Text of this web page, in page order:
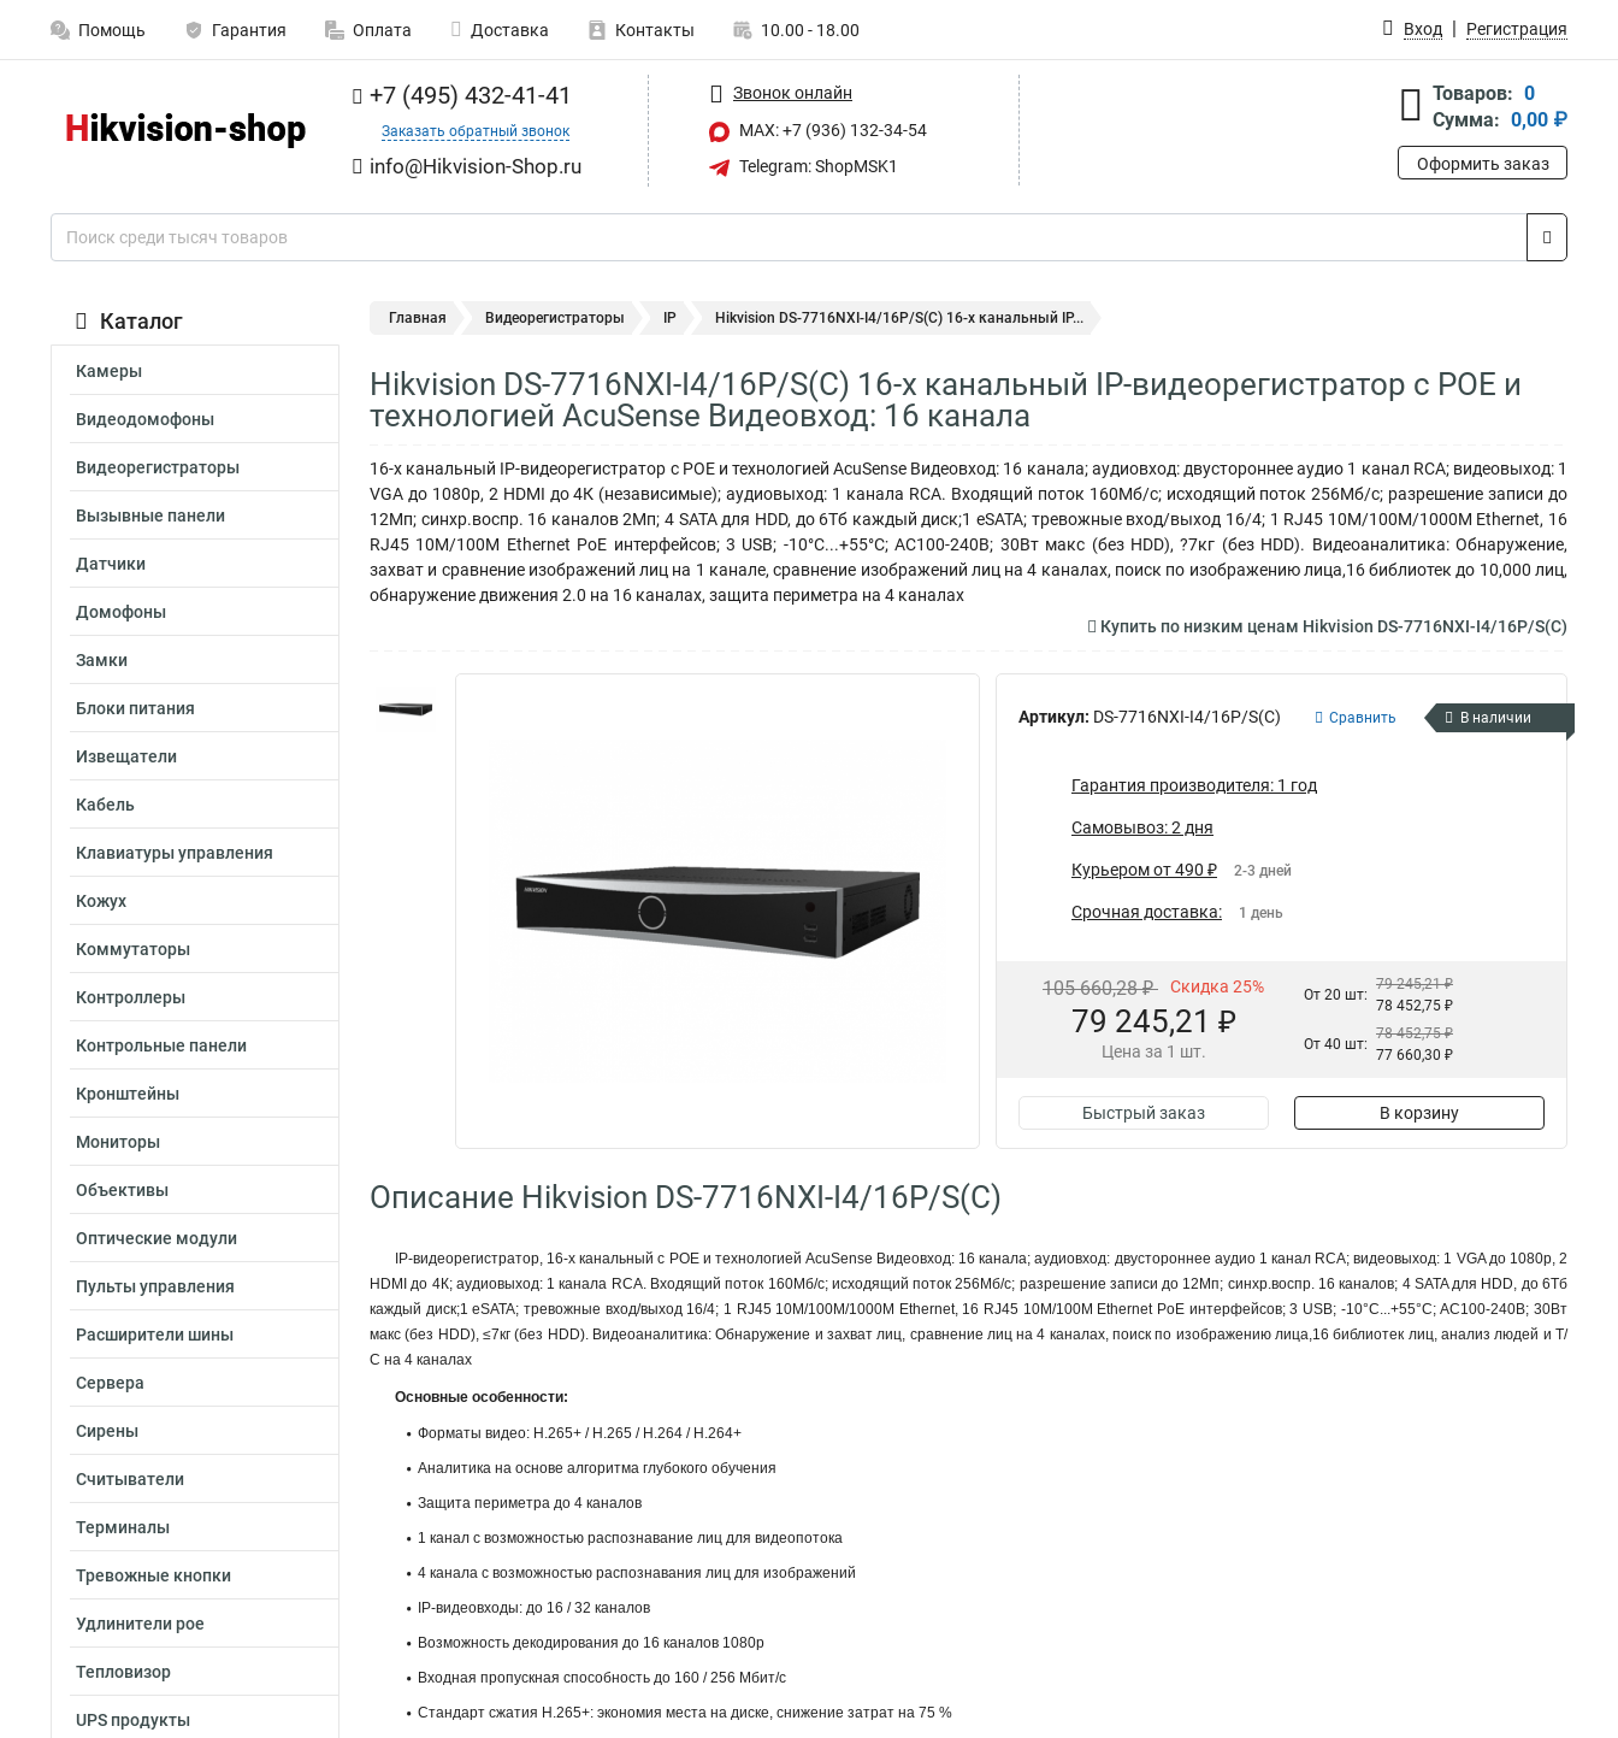
Помощь Гарантия Оплата Доставка Контакты 10.00 - 18.00 Вход Регистрация
+7 (495) 432-41-41
Заказать обратный звонок
info@Hikvision-Shop.ru
Звонок онлайн
MAX: +7 (936) 132-34-54
Telegram: ShopMSK1
Товаров: 0
Сумма: 0,00 ₽
Оформить заказ
Каталог
Камеры
Видеодомофоны
Видеорегистраторы
Вызывные панели
Датчики
Домофоны
Замки
Блоки питания
Извещатели
Кабель
Клавиатуры управления
Кожух
Коммутаторы
Контроллеры
Контрольные панели
Кронштейны
Мониторы
Объективы
Оптические модули
Пульты управления
Расширители шины
Сервера
Сирены
Считыватели
Терминалы
Тревожные кнопки
Удлинители poe
Тепловизор
UPS продукты
Главная Видеорегистраторы IP Hikvision DS-7716NXI-I4/16P/S(C) 16-х канальный IP...
Hikvision DS-7716NXI-I4/16P/S(C) 16-х канальный IP-видеорегистратор с POE и
технологией AcuSense Видеовход: 16 канала
16-х канальный IP-видеорегистратор с POE и технологией AcuSense Видеовход: 16 канала; аудиовход: двустороннее аудио 1 канал RCA; видеовыход: 1
VGA до 1080p, 2 HDMI до 4К (независимые); аудиовыход: 1 канала RCA. Входящий поток 160Мб/с; исходящий поток 256Мб/с; разрешение записи до
12Мп; синхр.воспр. 16 каналов 2Мп; 4 SATA для HDD, до 6Тб каждый диск;1 eSATA; тревожные вход/выход 16/4; 1 RJ45 10M/100M/1000M Ethernet, 16
RJ45 10M/100M Ethernet PoE интерфейсов; 3 USB; -10°C...+55°C; АC100-240В; 30Вт макс (без HDD), ?7кг (без HDD). Видеоаналитика: Обнаружение,
захват и сравнение изображений лиц на 1 канале, сравнение изображений лиц на 4 каналах, поиск по изображению лица,16 библиотек до 10,000 лиц,
обнаружение движения 2.0 на 16 каналах, защита периметра на 4 каналах
Купить по низким ценам Hikvision DS-7716NXI-I4/16P/S(C)
Артикул: DS-7716NXI-I4/16P/S(C) Сравнить В наличии
Гарантия производителя: 1 год
Самовывоз: 2 дня
Курьером от 490 ₽ 2-3 дней
Срочная доставка: 1 день
105 660,28 ₽ Скидка 25%
79 245,21 ₽
Цена за 1 шт.
От 20 шт:
79 245,21 ₽
78 452,75 ₽
От 40 шт:
78 452,75 ₽
77 660,30 ₽
Быстрый заказ В корзину
Описание Hikvision DS-7716NXI-I4/16P/S(C)
IP-видеорегистратор, 16-х канальный с POE и технологией AcuSense Видеовход: 16 канала; аудиовход: двустороннее аудио 1 канал RCA; видеовыход: 1 VGA до 1080p, 2
HDMI до 4К; аудиовыход: 1 канала RCA. Входящий поток 160Мб/с; исходящий поток 256Мб/с; разрешение записи до 12Мп; синхр.воспр. 16 каналов; 4 SATA для HDD, до 6Тб
каждый диск;1 eSATA; тревожные вход/выход 16/4; 1 RJ45 10M/100M/1000M Ethernet, 16 RJ45 10M/100M Ethernet PoE интерфейсов; 3 USB; -10°C...+55°C; АC100-240В; 30Вт
макс (без HDD), ≤7кг (без HDD). Видеоаналитика: Обнаружение и захват лиц, сравнение лиц на 4 каналах, поиск по изображению лица,16 библиотек лиц, анализ людей и Т/
С на 4 каналах
Основные особенности:
Форматы видео: H.265+ / H.265 / H.264 / H.264+
Аналитика на основе алгоритма глубокого обучения
Защита периметра до 4 каналов
1 канал с возможностью распознавание лиц для видеопотока
4 канала с возможностью распознавания лиц для изображений
IP-видеовходы: до 16 / 32 каналов
Возможность декодирования до 16 каналов 1080p
Входная пропускная способность до 160 / 256 Мбит/с
Стандарт сжатия H.265+: экономия места на диске, снижение затрат на 75 %